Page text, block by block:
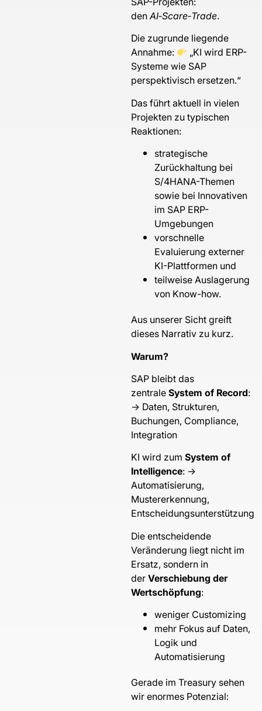
denAI‑Scare‑Trade.
Die zugrunde liegende
Annahme:
„KI wird ERP-
Systeme wie SAP
perspektivisch ersetzen.“
Das führt aktuell in vielen
Projekten zu typischen
Reaktionen:
strategische
Zurückhaltung bei
S/4HANA-Themen
sowie bei Innovativen
im SAP ERP-
Umgebungen
vorschnelle
Evaluierung externer
KI-Plattformen und
teilweise Auslagerung
von Know-how.
Aus unserer Sicht greift
dieses Narrativ zu kurz.
Warum?
SAP bleibt das
zentraleSystem of Record:
→ Daten, Strukturen,
Buchungen, Compliance,
Integration
KI wird zum System of
Intelligence: →
Automatisierung,
Mustererkennung,
Entscheidungsunterstützung
Die entscheidende
Veränderung liegt nicht im
Ersatz, sondern in
derVerschiebung der
Wertschöpfung:
weniger Customizing
mehr Fokus auf Daten,
Logik und
Automatisierung
Gerade im Treasury sehen
wir enormes Potenzial: